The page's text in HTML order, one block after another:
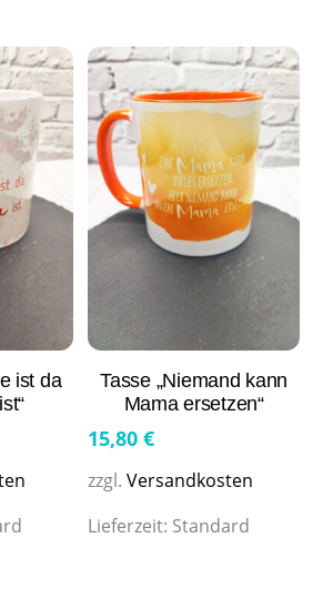
ist da
Tasse „Niemand kann
Mama ersetzen“
15,80 €
zzgl. Versandkosten
Lieferzeit: Standard